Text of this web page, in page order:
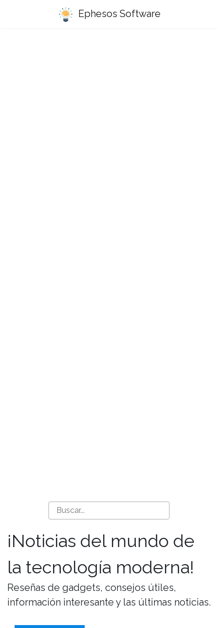
Ephesos Software
¡Noticias del mundo de
la tecnología moderna!
Reseñas de gadgets, consejos útiles,
información interesante y las últimas noticias.